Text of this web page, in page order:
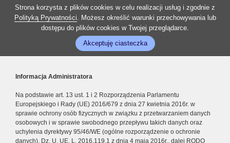
Strona korzysta z plików cookies w celu realizacji usług i zgodnie z
Polityką Prywatności. Możesz określić warunki przechowywania lub
dostępu do plików cookies w Twojej przeglądarce.
Akceptuję ciasteczka
Informacja Administratora
Na podstawie art. 13 ust. 1 i 2 Rozporządzenia Parlamentu
Europejskiego i Rady (UE) 2016/679 z dnia 27 kwietnia 2016r. w
sprawie ochrony osób fizycznych w związku z przetwarzaniem danych
osobowych i w sprawie swobodnego przepływu takich danych oraz
uchylenia dyrektywy 95/46/WE (ogólne rozporządzenie o ochronie
danych), Dz. U. UE. L. 2016.119.1 z dnia 4 maja 2016r., dalej RODO